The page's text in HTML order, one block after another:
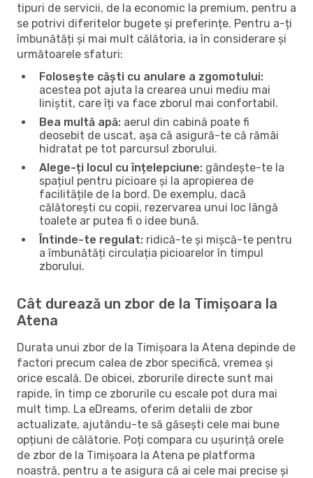
tipuri de servicii, de la economic la premium, pentru a
se potrivi diferitelor bugete și preferințe. Pentru a-ți
îmbunătăți și mai mult călătoria, ia în considerare și
următoarele sfaturi:
Folosește căști cu anulare a zgomotului:
acestea pot ajuta la crearea unui mediu mai
liniștit, care îți va face zborul mai confortabil.
Bea multă apă: aerul din cabină poate fi
deosebit de uscat, așa că asigură-te că rămâi
hidratat pe tot parcursul zborului.
Alege-ți locul cu înțelepciune: gândește-te la
spațiul pentru picioare și la apropierea de
facilitățile de la bord. De exemplu, dacă
călătorești cu copii, rezervarea unui loc lângă
toalete ar putea fi o idee bună.
Întinde-te regulat: ridică-te și mișcă-te pentru
a îmbunătăți circulația picioarelor în timpul
zborului.
Cât durează un zbor de la Timișoara la
Atena
Durata unui zbor de la Timișoara la Atena depinde de
factori precum calea de zbor specifică, vremea și
orice escală. De obicei, zborurile directe sunt mai
rapide, în timp ce zborurile cu escale pot dura mai
mult timp. La eDreams, oferim detalii de zbor
actualizate, ajutându-te să găsești cele mai bune
opțiuni de călătorie. Poți compara cu ușurință orele
de zbor de la Timișoara la Atena pe platforma
noastră, pentru a te asigura că ai cele mai precise și